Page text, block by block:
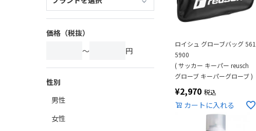
ロイシュ グローブバッグ 561
5900
( サッカー キーパー reusch
グローブ キーパーグローブ )
¥2,970 税込
カートに入れる
価格（税抜）
～
円
性別
男性
女性